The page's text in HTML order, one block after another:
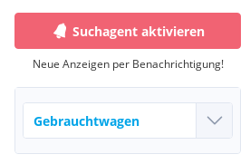
Suchagent aktivieren
Neue Anzeigen per Benachrichtigung!